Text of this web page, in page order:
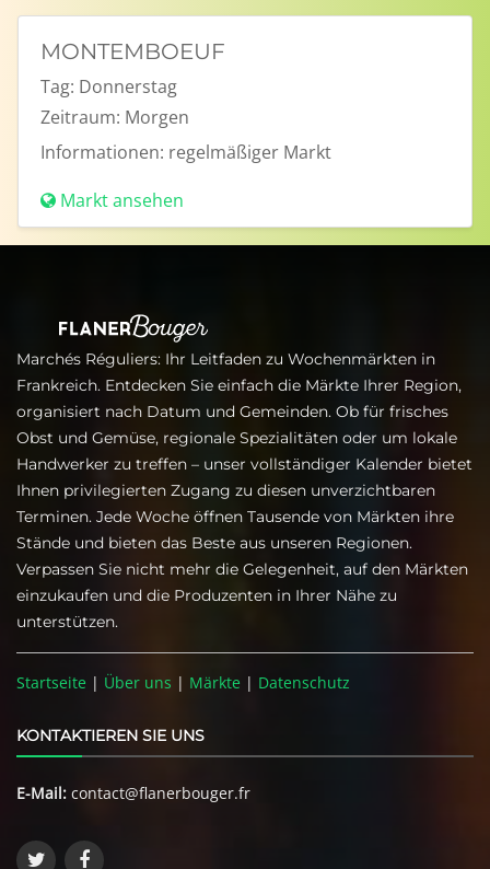
MONTEMBOEUF
Tag: Donnerstag
Zeitraum: Morgen
Informationen: regelmäßiger Markt
Markt ansehen
Marchés Réguliers: Ihr Leitfaden zu Wochenmärkten in
Frankreich. Entdecken Sie einfach die Märkte Ihrer Region,
organisiert nach Datum und Gemeinden. Ob für frisches
Obst und Gemüse, regionale Spezialitäten oder um lokale
Handwerker zu treffen – unser vollständiger Kalender bietet
Ihnen privilegierten Zugang zu diesen unverzichtbaren
Terminen. Jede Woche öffnen Tausende von Märkten ihre
Stände und bieten das Beste aus unseren Regionen.
Verpassen Sie nicht mehr die Gelegenheit, auf den Märkten
einzukaufen und die Produzenten in Ihrer Nähe zu
unterstützen.
Startseite | Über uns | Märkte | Datenschutz
KONTAKTIEREN SIE UNS
E-Mail: contact@flanerbouger.fr